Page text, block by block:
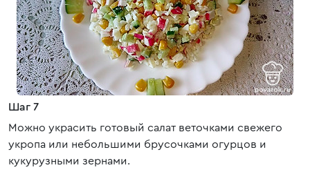
Шаг 7
Можно украсить готовый салат веточками свежего
укропа или небольшими брусочками огурцов и
кукурузными зернами.